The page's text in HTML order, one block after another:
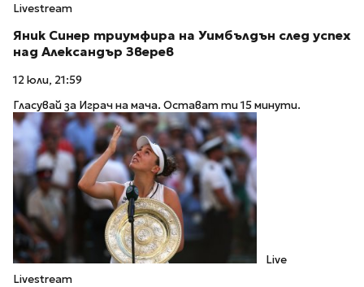
Livestream
Яник Синер триумфира на Уимбълдън след успех
над Александър Зверев
12 юли, 21:59
Гласувай за Играч на мача. Остават ти 15 минути.
Live
Livestream